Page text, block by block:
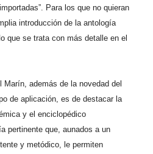
Para los que no quieran
introducción de la antología
que se trata con más detalle en el
Marín, además de la novedad del
de aplicación, es de destacar la
y el enciclopédico
pertinente que, aunados a un
y metódico, le permiten